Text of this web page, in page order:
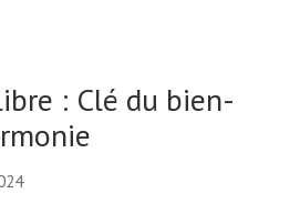
: Clé du bien-